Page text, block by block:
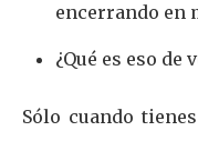
encerrando en
¿Qué es eso de
Sólo cuando